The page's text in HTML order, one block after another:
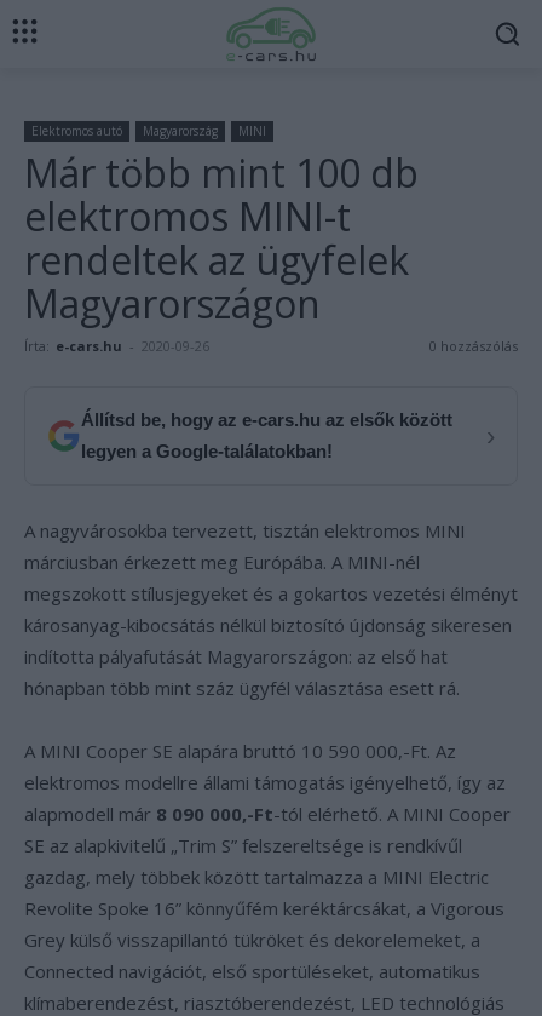
Elektromos autó Magyarország MINI
Már több mint 100 db
elektromos MINI-t
rendeltek az ügyfelek
Magyarországon
Írta: e-cars.hu - 2020-09-26 0 hozzászólás
Állítsd be, hogy az e-cars.hu az elsők között
legyen a Google-találatokban!
›
A nagyvárosokba tervezett, tisztán elektromos MINI
márciusban érkezett meg Európába. A MINI-nél
megszokott stílusjegyeket és a gokartos vezetési élményt
károsanyag-kibocsátás nélkül biztosító újdonság sikeresen
indította pályafutását Magyarországon: az első hat
hónapban több mint száz ügyfél választása esett rá.
A MINI Cooper SE alapára bruttó 10 590 000,-Ft. Az
elektromos modellre állami támogatás igényelhető, így az
alapmodell már 8 090 000,-Ft-tól elérhető. A MINI Cooper
SE az alapkivitelű „Trim S” felszereltsége is rendkívűl
gazdag, mely többek között tartalmazza a MINI Electric
Revolite Spoke 16” könnyűfém keréktárcsákat, a Vigorous
Grey külső visszapillantó tükröket és dekorelemeket, a
Connected navigációt, első sportüléseket, automatikus
klímaberendezést, riasztóberendezést, LED technológiás